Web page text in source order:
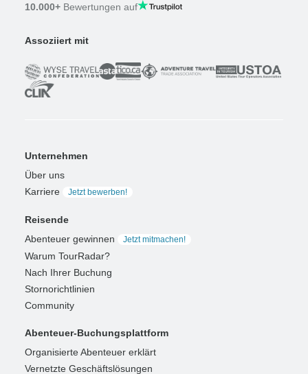
10.000+ Bewertungen auf
Assoziiert mit
Unternehmen
Über uns
Karriere
Jetzt bewerben!
Reisende
Abenteuer gewinnen
Jetzt mitmachen!
Warum TourRadar?
Nach Ihrer Buchung
Stornorichtlinien
Community
Abenteuer-Buchungsplattform
Organisierte Abenteuer erklärt
Vernetzte Geschäftslösungen